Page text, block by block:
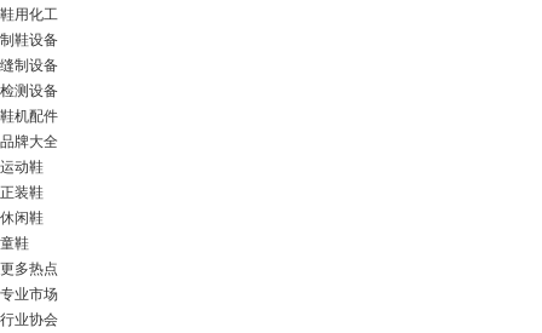
鞋用化工
制鞋设备
缝制设备
检测设备
鞋机配件
品牌大全
运动鞋
正装鞋
休闲鞋
童鞋
更多热点
专业市场
行业协会